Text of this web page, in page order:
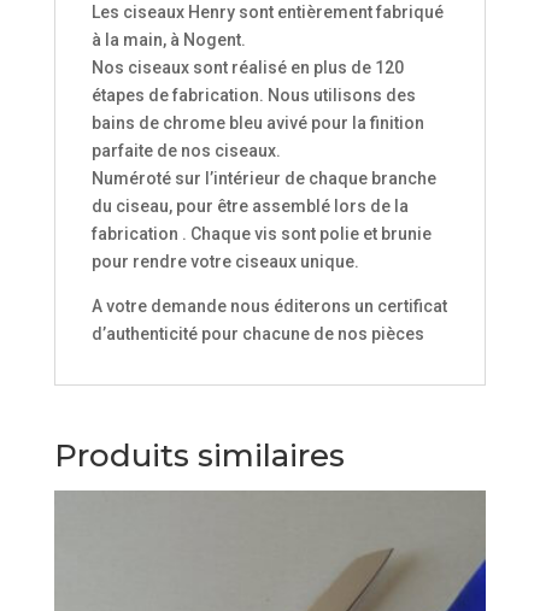
Les ciseaux Henry sont entièrement fabriqué
à la main, à Nogent.
Nos ciseaux sont réalisé en plus de 120
étapes de fabrication. Nous utilisons des
bains de chrome bleu avivé pour la finition
parfaite de nos ciseaux.
Numéroté sur l’intérieur de chaque branche
du ciseau, pour être assemblé lors de la
fabrication . Chaque vis sont polie et brunie
pour rendre votre ciseaux unique.
A votre demande nous éditerons un certificat
d’authenticité pour chacune de nos pièces
Produits similaires